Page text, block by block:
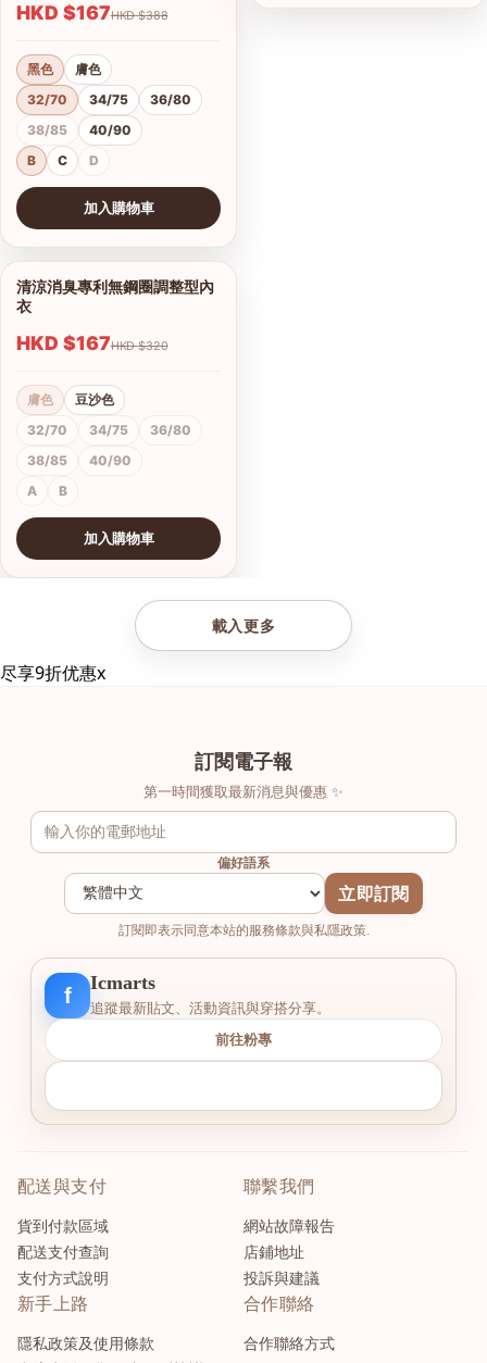
HKD $167 HKD $388
黑色
膚色
32/70
34/75
36/80
38/85
40/90
B
C D
加入購物車
1/9
查看圖片
清涼消臭專利無鋼圈調整型內
衣
HKD $167 HKD $320
膚色
豆沙色
32/70
34/75
36/80
38/85
40/90
A
B
加入購物車
載入更多
尽享9折优惠x
訂閱電子報
第一時間獲取最新消息與優惠 ✨
偏好語系
立即訂閱
訂閱即表示同意本站的服務條款與私隱政策.
f
Icmarts
追蹤最新貼文、活動資訊與穿搭分享。
前往粉專
配送與支付
貨到付款區域
配送支付查詢
支付方式說明
聯繫我們
網站故障報告
店鋪地址
投訴與建議
新手上路
隱私政策及使用條款
合作聯絡
合作聯絡方式